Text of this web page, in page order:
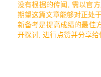
没有根据的传闻, 需以官
期望这篇文章能够对正处
新备考是提高成绩的最佳
开探讨, 进行点赞并分享给